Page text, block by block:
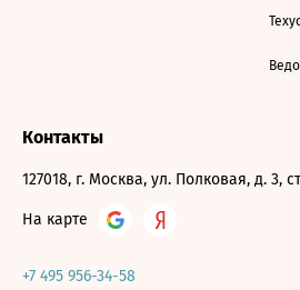
Контакты
127018, г. Москва, ул. Полковая, д. 3,
На карте
+7 495 956-34-58